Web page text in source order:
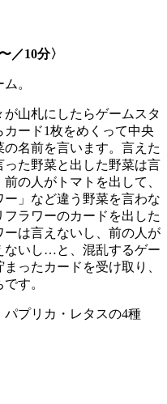
／10分〉
。
山札にしたらゲームスタ
ード1枚をめくって中央
名前を言います。言えた
た野菜と出した野菜は言
の人がトマトを出して、
」など違う野菜を言わな
ラワーのカードを出した
は言えないし、前の人が
ないし…と、混乱するゲー
ったカードを受け取り、
す。
パプリカ・レタスの4種